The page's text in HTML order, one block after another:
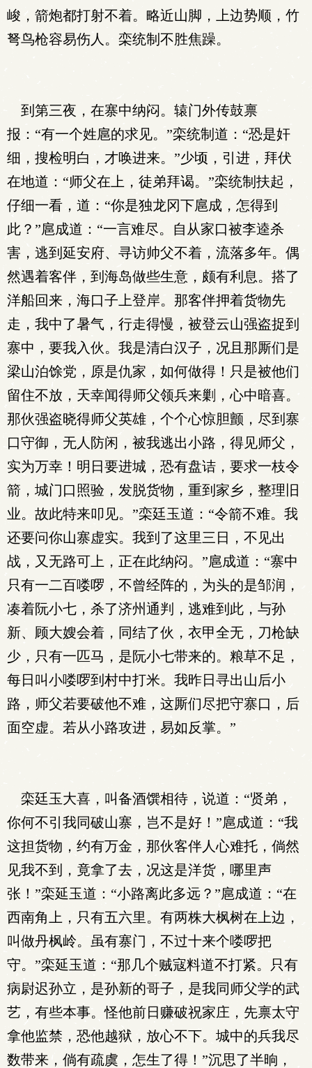
峻，箭炮都打射不着。略近山脚，上边势顺，竹
弩鸟枪容易伤人。栾统制不胜焦躁。
到第三夜，在寨中纳闷。辕门外传鼓禀
报：“有一个姓扈的求见。”栾统制道：“恐是奸
细，搜检明白，才唤进来。”少顷，引进，拜伏
在地道：“师父在上，徒弟拜谒。”栾统制扶起，
仔细一看，道：“你是独龙冈下扈成，怎得到
此？”扈成道：“一言难尽。自从家口被李逵杀
害，逃到延安府、寻访帅父不着，流落多年。偶
然遇着客伴，到海岛做些生意，颇有利息。搭了
洋船回来，海口子上登岸。那客伴押着货物先
走，我中了暑气，行走得慢，被登云山强盗捉到
寨中，要我入伙。我是清白汉子，况且那厮们是
梁山泊馀党，原是仇家，如何做得！只是被他们
留住不放，天幸闻得师父领兵来剿，心中暗喜。
那伙强盗晓得师父英雄，个个心惊胆颤，尽到寨
口守御，无人防闲，被我逃出小路，得见师父，
实为万幸！明日要进城，恐有盘诘，要求一枝令
箭，城门口照验，发脱货物，重到家乡，整理旧
业。故此特来叩见。”栾廷玉道：“令箭不难。我
还要问你山寨虚实。我到了这里三日，不见出
战，又无路可上，正在此纳闷。”扈成道：“寨中
只有一二百喽啰，不曾经阵的，为头的是邹润，
凑着阮小七，杀了济州通判，逃难到此，与孙
新、顾大嫂会着，同结了伙，衣甲全无，刀枪缺
少，只有一匹马，是阮小七带来的。粮草不足，
每日叫小喽啰到村中打米。我昨日寻出山后小
路，师父若要破他不难，这厮们尽把守寨口，后
面空虚。若从小路攻进，易如反掌。”
栾廷玉大喜，叫备酒馔相待，说道：“贤弟，
你何不引我同破山寨，岂不是好！”扈成道：“我
这担货物，约有万金，那伙客伴人心难托，倘然
见我不到，竟拿了去，况这是洋货，哪里声
张！”栾延玉道：“小路离此多远？”扈成道：“在
西南角上，只有五六里。有两株大枫树在上边，
叫做丹枫岭。虽有寨门，不过十来个喽啰把
守。”栾延玉道：“那几个贼寇料道不打紧。只有
病尉迟孙立，是孙新的哥子，是我同师父学的武
艺，有些本事。怪他前日赚破祝家庄，先禀太守
拿他监禁，恐他越狱，放心不下。城中的兵我尽
数带来，倘有疏虞，怎生了得！”沉思了半晌，